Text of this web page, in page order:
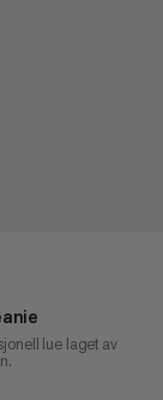
lue laget av